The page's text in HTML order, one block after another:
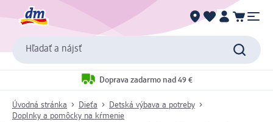
Hľadať a nájsť
Doprava zadarmo nad 49 €
Úvodná stránka Dieťa
Detská výbava a potreby
Doplnky a pomôcky na kŕmenie